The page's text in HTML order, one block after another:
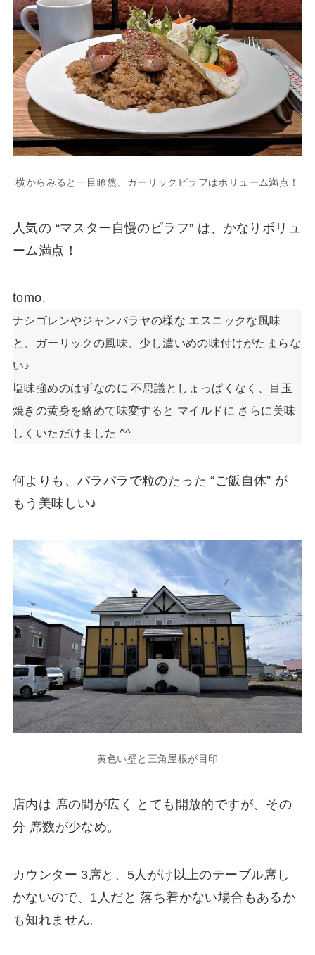
横からみると一目瞭然、ガーリックピラフはボリューム満点！
人気の “マスター自慢のピラフ” は、かなりボリュ
ーム満点！
tomo.
ナシゴレンやジャンバラヤの様な エスニックな風味
と、ガーリックの風味、少し濃いめの味付けがたまらな
い♪
塩味強めのはずなのに 不思議としょっぱくなく、目玉
焼きの黄身を絡めて味変すると マイルドに さらに美味
しくいただけました ^^
何よりも、パラパラで粒のたった “ご飯自体” が
もう美味しい♪
黄色い壁と三角屋根が目印
店内は 席の間が広く とても開放的ですが、その
分 席数が少なめ。
カウンター 3席と、5人がけ以上のテーブル席し
かないので、1人だと 落ち着かない場合もあるか
も知れません。